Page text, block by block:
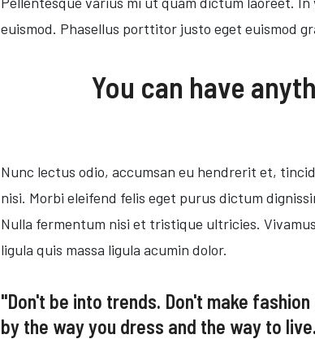
euismod. Phasellus porttitor justo eget euismod
You can have
Nunc lectus odio, accumsan eu hendrerit et,
nisi. Morbi eleifend felis eget purus dictum
Nulla fermentum nisi et tristique ultricies.
ligula quis massa ligula acumin dolor.
"Don't be into trends. Don't make
by the way you dress and the way to